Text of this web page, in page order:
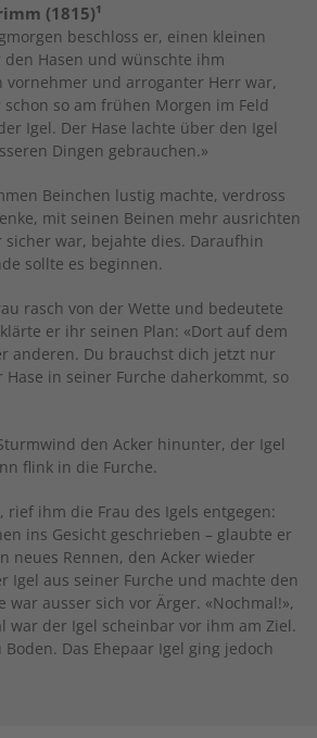
(1815)¹
beschloss er, einen kleinen
den Hasen und wünschte ihm
und arroganter Herr war,
so am frühen Morgen im Feld
Igel. Der Hase lachte über den Igel
Dingen gebrauchen.»
Beinchen lustig machte, verdross
mit seinen Beinen mehr ausrichten
sicher war, bejahte dies. Daraufhin
sollte es beginnen.
rasch von der Wette und bedeutete
er ihr seinen Plan: «Dort auf dem
anderen. Du brauchst dich jetzt nur
in seiner Furche daherkommt, so
den Acker hinunter, der Igel
flink in die Furche.
rief ihm die Frau des Igels entgegen:
ins Gesicht geschrieben – glaubte er
neues Rennen, den Acker wieder
Igel aus seiner Furche und machte den
ausser sich vor Ärger. «Nochmal!»,
war der Igel scheinbar vor ihm am Ziel.
Das Ehepaar Igel ging jedoch